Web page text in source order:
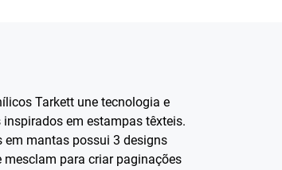
Tarkett une tecnologia e
em estampas têxteis.
mantas possui 3 designs
mesclam para criar paginações